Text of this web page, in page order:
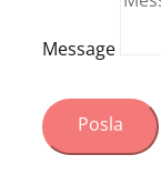
Message
Posla